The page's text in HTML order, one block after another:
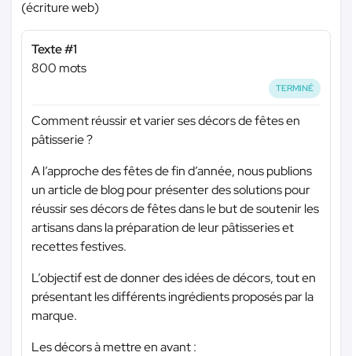
(écriture web)
Texte #1
800 mots
TERMINÉ
Comment réussir et varier ses décors de fêtes en
pâtisserie ?
A l’approche des fêtes de fin d’année, nous publions
un article de blog pour présenter des solutions pour
réussir ses décors de fêtes dans le but de soutenir les
artisans dans la préparation de leur pâtisseries et
recettes festives.
L’objectif est de donner des idées de décors, tout en
présentant les différents ingrédients proposés par la
marque.
Les décors à mettre en avant :